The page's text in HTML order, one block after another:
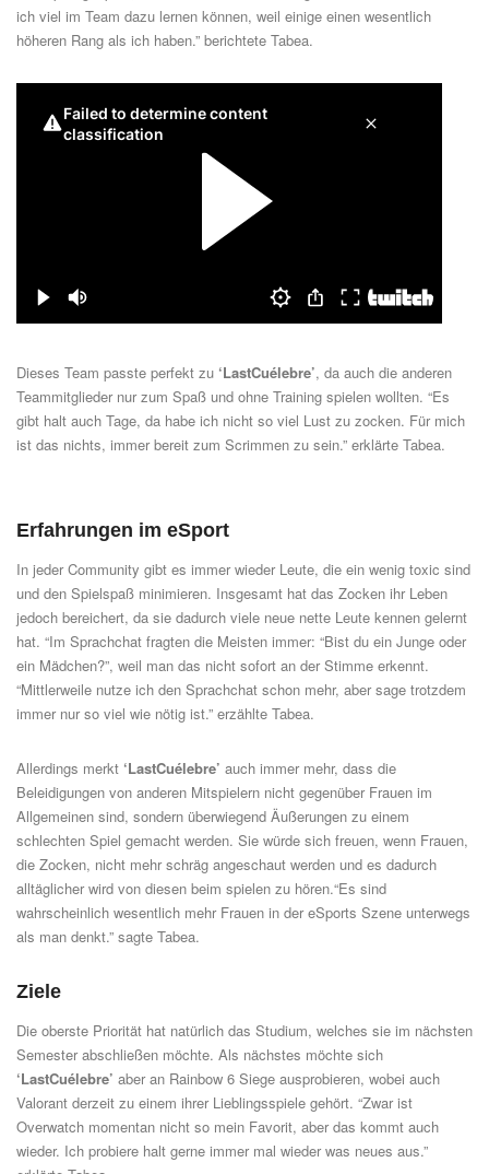
ich viel im Team dazu lernen können, weil einige einen wesentlich
höheren Rang als ich haben.” berichtete Tabea.
Dieses Team passte perfekt zu ‘LastCuélebre’, da auch die anderen
Teammitglieder nur zum Spaß und ohne Training spielen wollten. “Es
gibt halt auch Tage, da habe ich nicht so viel Lust zu zocken. Für mich
ist das nichts, immer bereit zum Scrimmen zu sein.” erklärte Tabea.
Erfahrungen im eSport
In jeder Community gibt es immer wieder Leute, die ein wenig toxic sind
und den Spielspaß minimieren. Insgesamt hat das Zocken ihr Leben
jedoch bereichert, da sie dadurch viele neue nette Leute kennen gelernt
hat. “Im Sprachchat fragten die Meisten immer: “Bist du ein Junge oder
ein Mädchen?”, weil man das nicht sofort an der Stimme erkennt.
“Mittlerweile nutze ich den Sprachchat schon mehr, aber sage trotzdem
immer nur so viel wie nötig ist.” erzählte Tabea.
Allerdings merkt ‘LastCuélebre’ auch immer mehr, dass die
Beleidigungen von anderen Mitspielern nicht gegenüber Frauen im
Allgemeinen sind, sondern überwiegend Äußerungen zu einem
schlechten Spiel gemacht werden. Sie würde sich freuen, wenn Frauen,
die Zocken, nicht mehr schräg angeschaut werden und es dadurch
alltäglicher wird von diesen beim spielen zu hören.“Es sind
wahrscheinlich wesentlich mehr Frauen in der eSports Szene unterwegs
als man denkt.” sagte Tabea.
Ziele
Die oberste Priorität hat natürlich das Studium, welches sie im nächsten
Semester abschließen möchte. Als nächstes möchte sich
‘LastCuélebre’ aber an Rainbow 6 Siege ausprobieren, wobei auch
Valorant derzeit zu einem ihrer Lieblingsspiele gehört. “Zwar ist
Overwatch momentan nicht so mein Favorit, aber das kommt auch
wieder. Ich probiere halt gerne immer mal wieder was neues aus.”